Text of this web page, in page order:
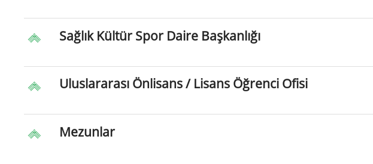
Sağlık Kültür Spor Daire Başkanlığı
Uluslararası Önlisans / Lisans Öğrenci Ofisi
Mezunlar